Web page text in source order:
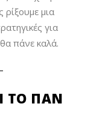
ρίξουμε μια
για
πάνε καλά.
ΤΟ ΠΑΝ